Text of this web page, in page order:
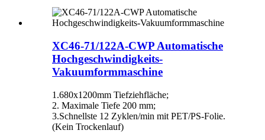
XC46-71/122A-CWP Automatische
Hochgeschwindigkeits-
Vakuumformmaschine
1.680x1200mm Tiefziehfläche;
2. Maximale Tiefe 200 mm;
3.Schnellste 12 Zyklen/min mit PET/PS-Folie.
(Kein Trockenlauf)